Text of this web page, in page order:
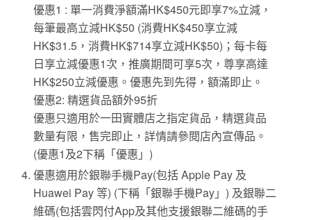
優惠1 : 單一消費淨額滿HK$450元即享7%立減，
每筆最高立減HK$50 (消費HK$450享立減
HK$31.5，消費HK$714享立減HK$50)；每卡每
日享立減優惠1次，推廣期間可享5次，尊享高達
HK$250立減優惠。優惠先到先得，額滿即止。
優惠2: 精選貨品額外95折
優惠只適用於一田實體店之指定貨品，精選貨品
數量有限，售完即止，詳情請參閱店內宣傳品。
(優惠1及2下稱「優惠」)
優惠適用於銀聯手機Pay(包括 Apple Pay 及
Huawei Pay 等) (下稱「銀聯手機Pay」) 及銀聯二
維碼(包括雲閃付App及其他支援銀聯二維碼的手